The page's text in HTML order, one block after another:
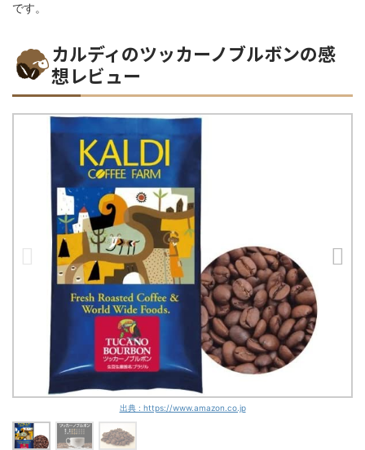
です。
カルディのツッカーノブルボンの感
想レビュー
出典 : https://www.amazon.co.jp